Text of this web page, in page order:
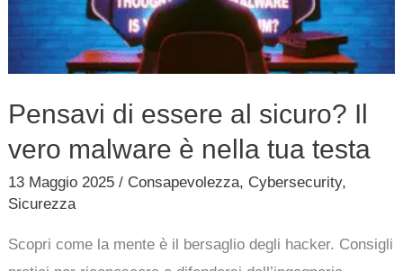
Pensavi di essere al sicuro? Il
vero malware è nella tua testa
13 Maggio 2025/ Consapevolezza, Cybersecurity,
Sicurezza
Scopri come la mente è il bersaglio degli hacker. Consigli
malware
nella
tua
testa